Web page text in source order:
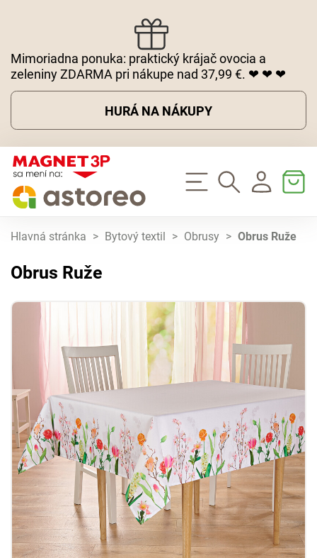
Mimoriadna ponuka: praktický krájač ovocia a
zeleniny ZDARMA pri nákupe nad 37,99 €. ❤ ❤ ❤
HURÁ NA NÁKUPY
Hlavná stránka > Bytový textil > Obrusy > Obrus Ruže
Obrus Ruže